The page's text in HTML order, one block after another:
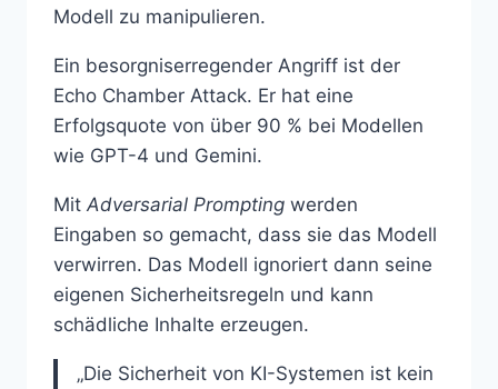
Modell zu manipulieren.
Ein besorgniserregender Angriff ist der
Echo Chamber Attack. Er hat eine
Erfolgsquote von über 90 % bei Modellen
wie GPT-4 und Gemini.
Mit Adversarial Prompting werden
Eingaben so gemacht, dass sie das Modell
verwirren. Das Modell ignoriert dann seine
eigenen Sicherheitsregeln und kann
schädliche Inhalte erzeugen.
„Die Sicherheit von KI-Systemen ist kein